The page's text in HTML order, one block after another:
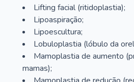
Lifting facial (ritidoplastia);
Lipoaspiração;
Lipoescultura;
Lobuloplastia (lóbulo da
Mamoplastia de aumento
mamas);